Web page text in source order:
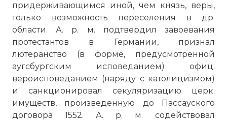
придерживающимся иной, чем князь, веры,
только возможность переселения в др.
области. А. р. м. подтвердил завоевания
протестантов в Германии, признал
лютеранство (в форме, предусмотренной
аугсбургским исповеданием) офиц.
вероисповеданием (наряду с католицизмом)
и санкционировал секуляризацию церк.
имуществ, произведенную до Пассауского
договора 1552. А. р. м. содействовал